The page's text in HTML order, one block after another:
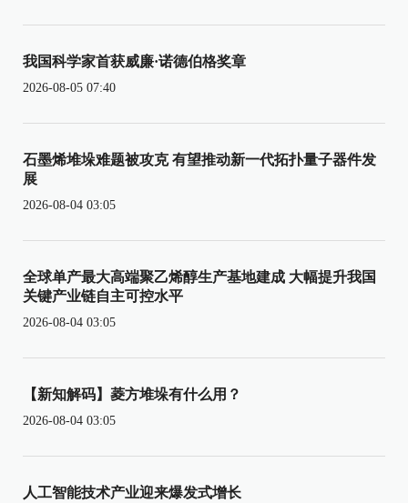
我国科学家首获威廉·诺德伯格奖章
2026-08-05 07:40
石墨烯堆垛难题被攻克 有望推动新一代拓扑量子器件发
展
2026-08-04 03:05
全球单产最大高端聚乙烯醇生产基地建成 大幅提升我国
关键产业链自主可控水平
2026-08-04 03:05
【新知解码】菱方堆垛有什么用？
2026-08-04 03:05
人工智能技术产业迎来爆发式增长